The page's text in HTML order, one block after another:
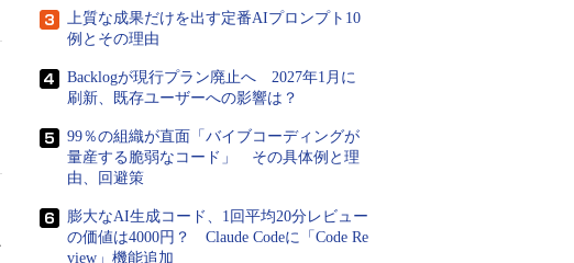
上質な成果だけを出す定番AIプロンプト10
例とその理由
Backlogが現行プラン廃止へ 2027年1月に
刷新、既存ユーザーへの影響は？
99％の組織が直面「バイブコーディングが
量産する脆弱なコード」 その具体例と理
由、回避策
膨大なAI生成コード、1回平均20分レビュー
の価値は4000円？ Claude Codeに「Code Re
view」機能追加